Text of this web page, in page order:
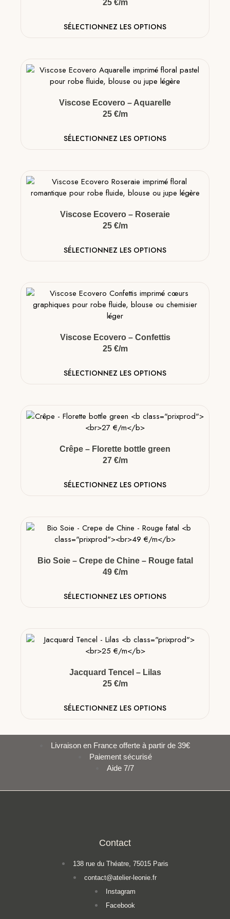
25 €/m
SÉLECTIONNEZ LES OPTIONS
Viscose Ecovero – Aquarelle
25 €/m
SÉLECTIONNEZ LES OPTIONS
Viscose Ecovero – Roseraie
25 €/m
SÉLECTIONNEZ LES OPTIONS
Viscose Ecovero – Confettis
25 €/m
SÉLECTIONNEZ LES OPTIONS
Crêpe – Florette bottle green
27 €/m
SÉLECTIONNEZ LES OPTIONS
Bio Soie – Crepe de Chine – Rouge fatal
49 €/m
SÉLECTIONNEZ LES OPTIONS
Jacquard Tencel – Lilas
25 €/m
SÉLECTIONNEZ LES OPTIONS
Livraison en France offerte à partir de 39€
Paiement sécurisé
Aide 7/7
Contact
138 rue du Théatre, 75015 Paris
contact@atelier-leonie.fr
Instagram
Facebook